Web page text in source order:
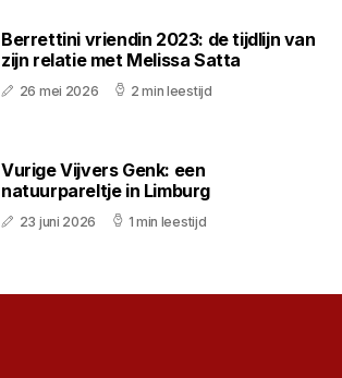
Berrettini vriendin 2023: de tijdlijn van
zijn relatie met Melissa Satta
26 mei 2026 2 min leestijd
Vurige Vijvers Genk: een
natuurpareltje in Limburg
23 juni 2026 1 min leestijd